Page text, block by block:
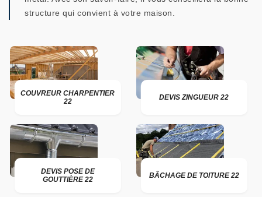
structure qui convient à votre maison.
COUVREUR CHARPENTIER
22
DEVIS ZINGUEUR 22
DEVIS POSE DE
GOUTTIÈRE 22
BÂCHAGE DE TOITURE 22